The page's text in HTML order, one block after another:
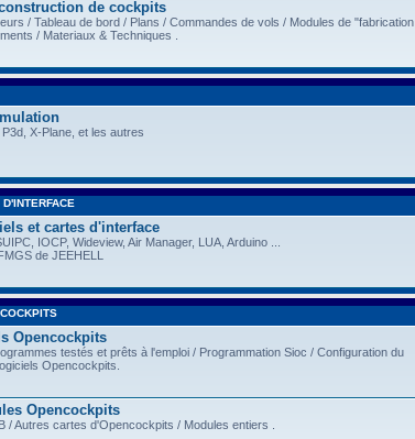
de cockpits
/ Tableau de bord / Plans / Commandes de vols / Modules de "fabrication
/ Materiaux & Techniques .
X-Plane, et les autres
et cartes d'interface
IOCP, Wideview, Air Manager, LUA, Arduino ...
de JEEHELL
Opencockpits
testés et prêts à l'emploi / Programmation Sioc / Configuration du
Opencockpits.
Opencockpits
/ Autres cartes d'Opencockpits / Modules entiers .